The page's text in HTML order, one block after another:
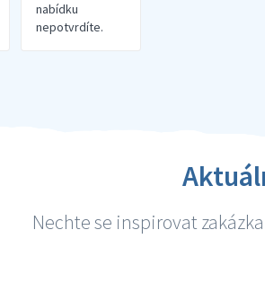
nabídku
nepotvrdíte.
Nechte se inspirovat